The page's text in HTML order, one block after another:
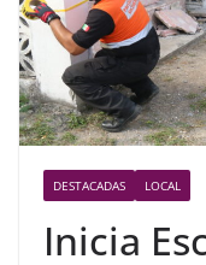
DESTACADAS LOCAL
Inicia